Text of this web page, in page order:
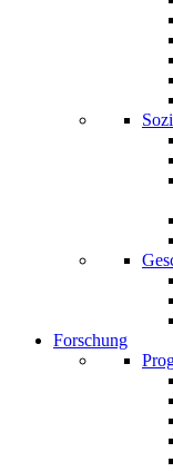
Forschung